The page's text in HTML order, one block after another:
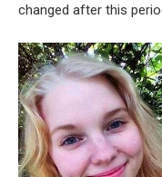
changed after this